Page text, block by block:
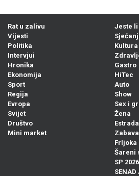
Rat u zalivu
Vijesti
Politika
Intervjui
Hronika
Ekonomija
Sport
Regija
Evropa
Svijet
Društvo
Mini market
Jeste
Kultura
Gastro
HiTec
Auto
Show
Sex i
Žena
Estrada
Zabava
Frljoka
Šareni
SP 2026
SENAD